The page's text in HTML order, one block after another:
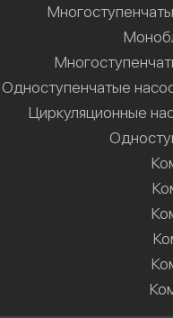
Одноступенчатые
Циркуляционные